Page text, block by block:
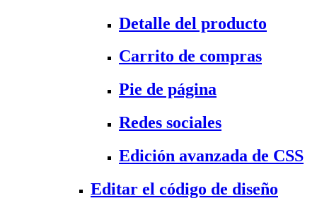
Detalle del producto
Carrito de compras
Pie de página
Redes sociales
Edición avanzada de CSS
Editar el código de diseño